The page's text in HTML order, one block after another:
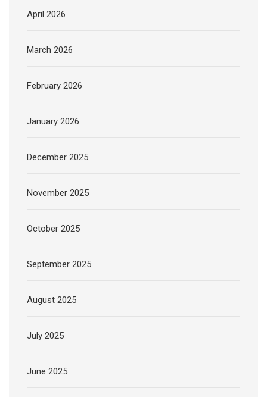
April 2026
March 2026
February 2026
January 2026
December 2025
November 2025
October 2025
September 2025
August 2025
July 2025
June 2025